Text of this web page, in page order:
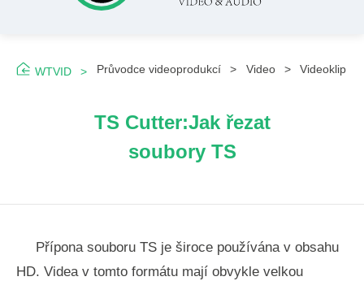
WTVID Průvodce videoprodukcí Video Videoklip
TS Cutter:Jak řezat
soubory TS
Přípona souboru TS je široce používána v obsahu
HD. Videa v tomto formátu mají obvykle velkou